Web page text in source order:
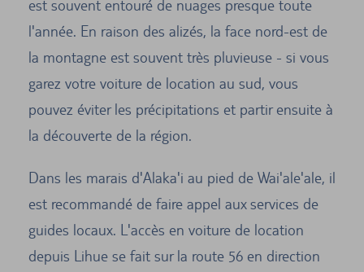
est souvent entouré de nuages presque toute
l'année. En raison des alizés, la face nord-est de
la montagne est souvent très pluvieuse - si vous
garez votre voiture de location au sud, vous
pouvez éviter les précipitations et partir ensuite à
la découverte de la région.
Dans les marais d'Alaka'i au pied de Wai'ale'ale, il
est recommandé de faire appel aux services de
guides locaux. L'accès en voiture de location
depuis Lihue se fait sur la route 56 en direction